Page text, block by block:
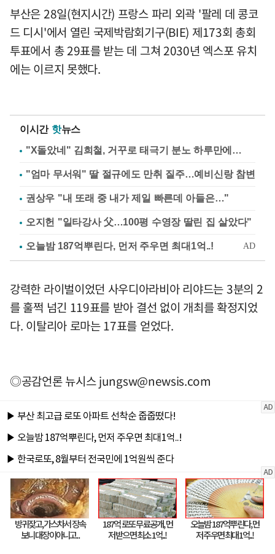
부산은 28일(현지시간) 프랑스 파리 외곽 '팔레 데 콩코
드 디시'에서 열린 국제박람회기구(BIE) 제173회 총회
투표에서 총 29표를 받는 데 그쳐 2030년 엑스포 유치
에는 이르지 못했다.
이시간 핫뉴스
"X돌았네" 김희철, 거꾸로 태극기 분노 하루만에…
"엄마 무서워" 딸 절규에도 만취 질주…예비신랑 참변
권상우 "내 또래 중 내가 제일 빠른데 아들은…"
오지헌 "일타강사 父…100평 수영장 딸린 집 살았다"
강력한 라이벌이었던 사우디아라비아 리야드는 3분의 2
를 훌쩍 넘긴 119표를 받아 결선 없이 개최를 확정지었
다. 이탈리아 로마는 17표를 얻었다.
◎공감언론 뉴시스jungsw@newsis.com